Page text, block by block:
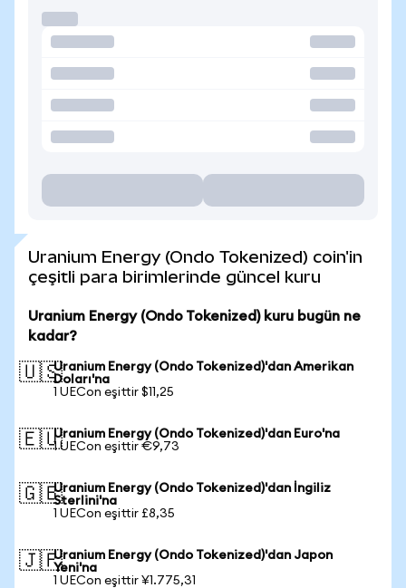
Uranium Energy (Ondo Tokenized) coin'in
çeşitli para birimlerinde güncel kuru
Uranium Energy (Ondo Tokenized) kuru bugün ne
kadar?
🇺🇸Uranium Energy (Ondo Tokenized)'dan Amerikan
Doları'na
1 UECon eşittir $11,25
🇪🇺Uranium Energy (Ondo Tokenized)'dan Euro'na
1 UECon eşittir €9,73
🇬🇧Uranium Energy (Ondo Tokenized)'dan İngiliz
Sterlini'na
1 UECon eşittir £8,35
🇯🇵Uranium Energy (Ondo Tokenized)'dan Japon
Yeni'na
1 UECon eşittir ¥1.775,31